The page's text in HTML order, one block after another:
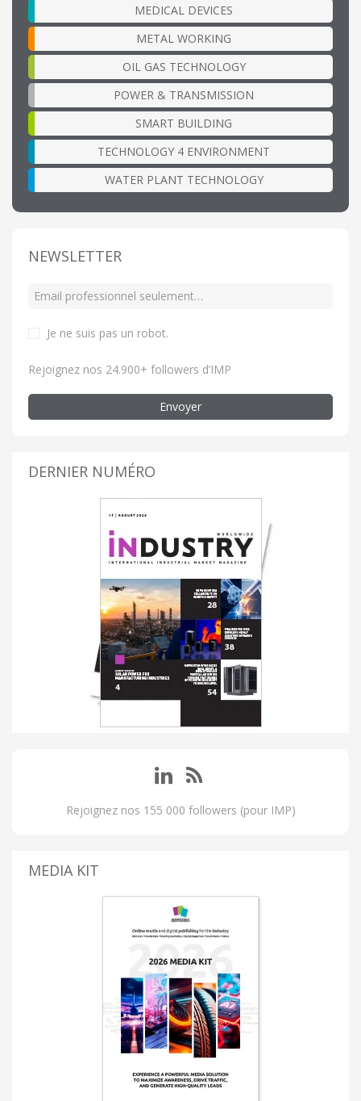
MEDICAL DEVICES
METAL WORKING
OIL GAS TECHNOLOGY
POWER & TRANSMISSION
SMART BUILDING
TECHNOLOGY 4 ENVIRONMENT
WATER PLANT TECHNOLOGY
NEWSLETTER
Je ne suis pas un robot.
Rejoignez nos 24.900+ followers d’IMP
Envoyer
DERNIER NUMÉRO
Rejoignez nos 155 000 followers (pour IMP)
MEDIA KIT